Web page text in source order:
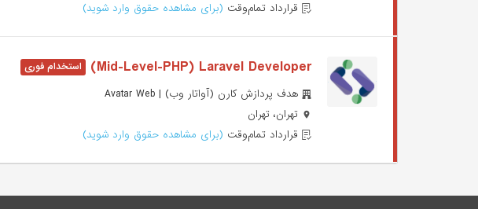
قرارداد تمام‌وقت (برای مشاهده حقوق وارد شوید)
Mid-Level-PHP) Laravel Developer)
هدف پردازش کارن (آواتار وب) | Avatar Web
تهران، تهران
قرارداد تمام‌وقت (برای مشاهده حقوق وارد شوید)